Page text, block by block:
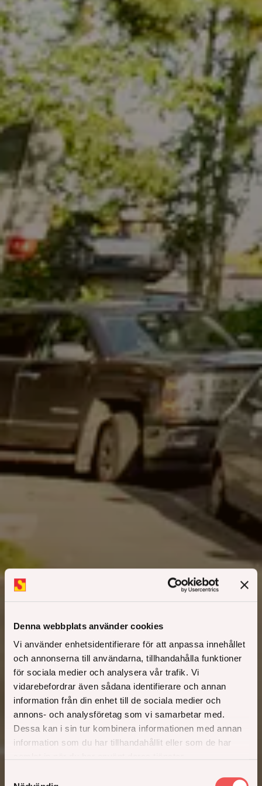
Denna webbplats använder cookies
Vi använder enhetsidentifierare för att anpassa innehållet
och annonserna till användarna, tillhandahålla funktioner
för sociala medier och analysera vår trafik. Vi
vidarebefordrar även sådana identifierare och annan
information från din enhet till de sociala medier och
annons- och analysföretag som vi samarbetar med.
Dessa kan i sin tur kombinera informationen med annan
information som du har tillhandahållit eller som de har
Maja och Knekten